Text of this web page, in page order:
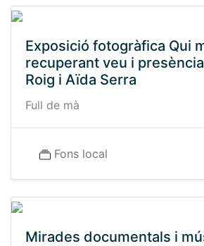
Exposició fotogràfica Qui
recuperant veu i
Roig i Aïda Serra
Full de mà
Fons local
Mirades documentals i